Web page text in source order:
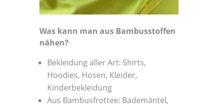
Was kann man aus Bambusstoffen
nähen?
Bekleidung aller Art: Shirts,
Hoodies, Hosen, Kleider,
Kinderbekleidung
Aus Bambusfrottee: Bademäntel,